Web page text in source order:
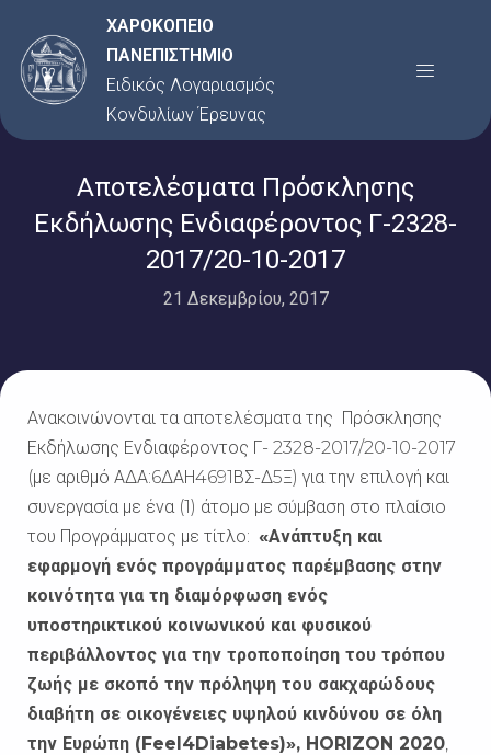
στο
περιεχόμενο
ΧΑΡΟΚΟΠΕΙΟ
ΠΑΝΕΠΙΣΤΗΜΙΟ
Ειδικός Λογαριασμός
Κονδυλίων Έρευνας
Menu
Αποτελέσματα Πρόσκλησης
Εκδήλωσης Ενδιαφέροντος Γ-2328-
2017/20-10-2017
21 Δεκεμβρίου, 2017
Ανακοινώνονται τα αποτελέσματα της Πρόσκλησης
Εκδήλωσης Ενδιαφέροντος Γ- 2328-2017/20-10-2017
(με αριθμό ΑΔΑ:6ΔΑΗ4691ΒΣ-Δ5Ξ) για την επιλογή και
συνεργασία με ένα (1) άτομο με σύμβαση στο πλαίσιο
του Προγράμματος με τίτλο: «Ανάπτυξη και
εφαρμογή ενός προγράμματος παρέμβασης στην
κοινότητα για τη διαμόρφωση ενός
υποστηρικτικού κοινωνικού και φυσικού
περιβάλλοντος για την τροποποίηση του τρόπου
ζωής με σκοπό την πρόληψη του σακχαρώδους
διαβήτη σε οικογένειες υψηλού κινδύνου σε όλη
την Ευρώπη (Feel4Diabetes)», HORIZON 2020,